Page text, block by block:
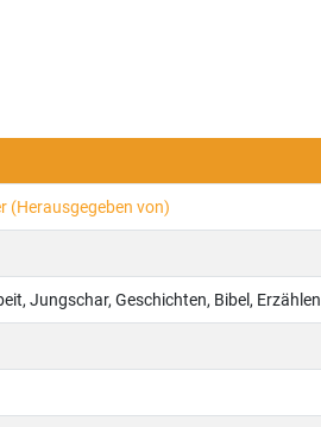
(Herausgegeben von)
Jungschar, Geschichten, Bibel, Erzählen